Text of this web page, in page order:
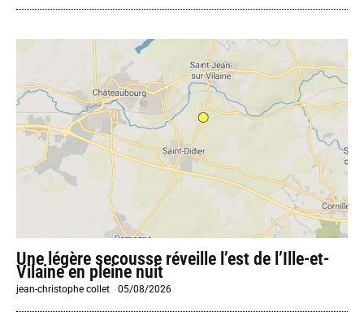
Une légère secousse réveille l’est de l’Ille-et-
Vilaine en pleine nuit
jean-christophe collet -05/08/2026